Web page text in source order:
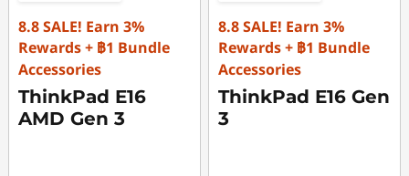
8.8 SALE! Earn 3%
Rewards + ฿1 Bundle
Accessories
ThinkPad E16
AMD Gen 3
8.8 SALE! Earn 3%
Rewards + ฿1 Bundle
Accessories
ThinkPad E16 Gen
3